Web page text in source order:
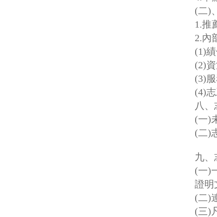
(二)
1.推
2.內
(1)
(2)
(3)
(4)
八
(一)
(二)
九、
(一)
證明
(二)
(三)